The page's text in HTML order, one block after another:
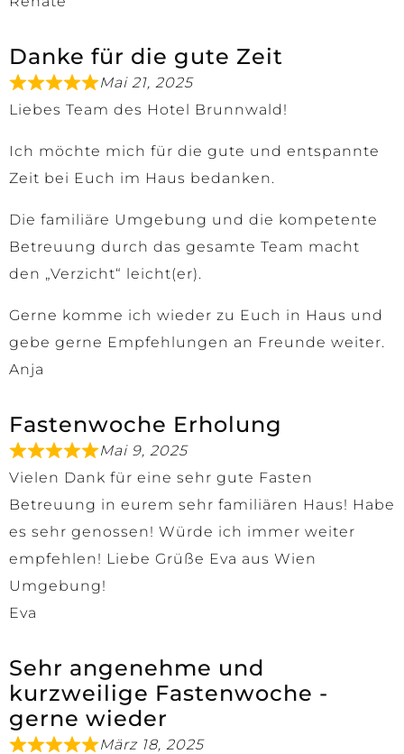
Danke für die gute Zeit
Mai 21, 2025
Liebes Team des Hotel Brunnwald!
Ich möchte mich für die gute und entspannte
Zeit bei Euch im Haus bedanken.
Die familiäre Umgebung und die kompetente
Betreuung durch das gesamte Team macht
den „Verzicht“ leicht(er).
Gerne komme ich wieder zu Euch in Haus und
gebe gerne Empfehlungen an Freunde weiter.
Anja
Fastenwoche Erholung
Mai 9, 2025
Vielen Dank für eine sehr gute Fasten
Betreuung in eurem sehr familiären Haus! Habe
es sehr genossen! Würde ich immer weiter
empfehlen! Liebe Grüße Eva aus Wien
Umgebung!
Eva
Sehr angenehme und
kurzweilige Fastenwoche -
gerne wieder
März 18, 2025